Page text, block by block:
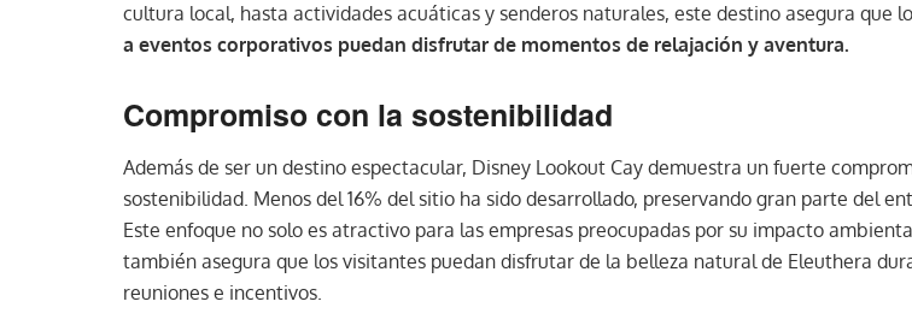
cultura local, hasta actividades acuáticas y senderos naturales, este destino asegura que
a eventos corporativos puedan disfrutar de momentos de relajación y aventura.
Compromiso con la sostenibilidad
Además de ser un destino espectacular, Disney Lookout Cay demuestra un fuerte
sostenibilidad. Menos del 16% del sitio ha sido desarrollado, preservando gran parte del
Este enfoque no solo es atractivo para las empresas preocupadas por su impacto
también asegura que los visitantes puedan disfrutar de la belleza natural de Eleuthera
reuniones e incentivos.